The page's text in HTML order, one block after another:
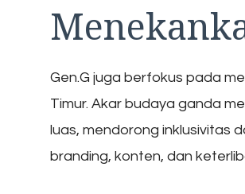
Gen.G juga berfokus pada
Timur. Akar budaya ganda
luas, mendorong inklusivitas
branding, konten, dan